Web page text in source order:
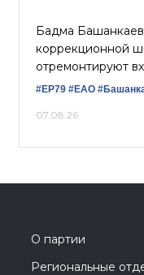
Бадма
коррекционной
отремонтируют
#ЕР79 #ЕАО
07.08.26
О партии
Региональные